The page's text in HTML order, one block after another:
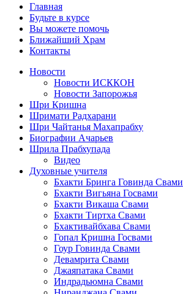
Главная
Будьте в курсе
Вы можете помочь
Ближайший Храм
Контакты
Новости
Новости ИСККОН
Новости Запорожья
Шри Кришна
Шримати Радхарани
Шри Чайтанья Махапрабху
Биографии Ачарьев
Шрила Прабхупада
Видео
Духовные учителя
Бхакти Бринга Говинда Свами
Бхакти Вигьяна Госвами
Бхакти Викаша Свами
Бхакти Тиртха Свами
Бхактивайбхава Свами
Гопал Кришна Госвами
Гоур Говинда Свами
Девамрита Свами
Джаяпатака Свами
Индрадьюмна Свами